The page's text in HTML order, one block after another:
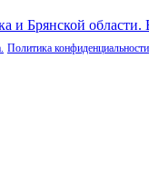
и Брянской
Политика конфиденциальности